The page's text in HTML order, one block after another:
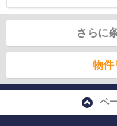
さらに
物件
ペ